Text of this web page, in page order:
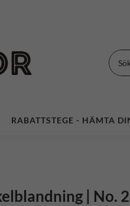
RABATTSTEGE - HÄMTA
| No.